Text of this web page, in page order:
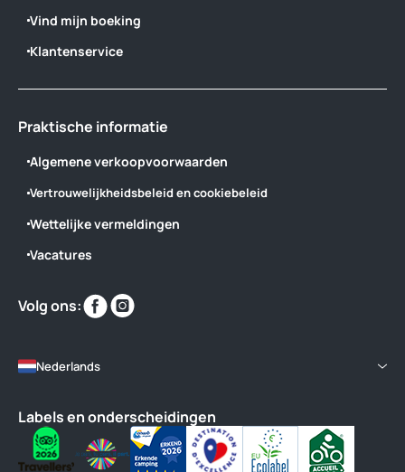
Vind mijn boeking
Klantenservice
Praktische informatie
Algemene verkoopvoorwaarden
Vertrouwelijkheidsbeleid en cookiebeleid
Wettelijke vermeldingen
Vacatures
Volg ons:
Vind
ons
Nederlands
Labels en onderscheidingen